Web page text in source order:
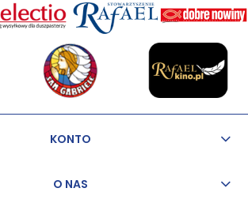
KONTO
O NAS